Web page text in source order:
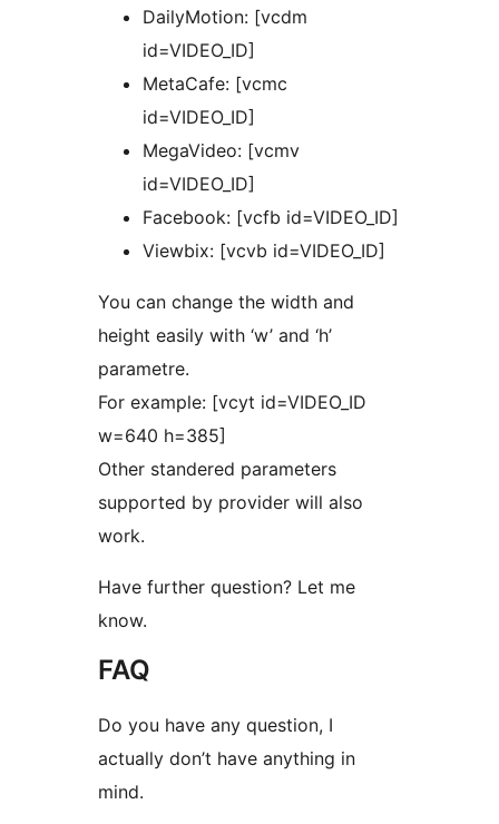
DailyMotion: [vcdm
id=VIDEO_ID]
MetaCafe: [vcmc
id=VIDEO_ID]
MegaVideo: [vcmv
id=VIDEO_ID]
Facebook: [vcfb id=VIDEO_ID]
Viewbix: [vcvb id=VIDEO_ID]
You can change the width and
height easily with ‘w’ and ‘h’
parametre.
For example: [vcyt id=VIDEO_ID
w=640 h=385]
Other standered parameters
supported by provider will also
work.
Have further question? Let me
know.
FAQ
Do you have any question, I
actually don’t have anything in
mind.